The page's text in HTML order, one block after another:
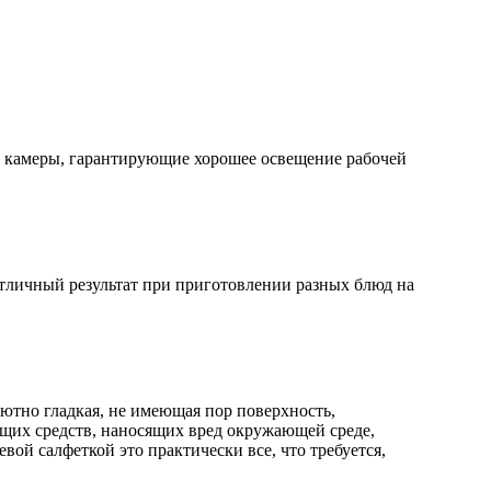
гарантирующие хорошее освещение рабочей
результат при приготовлении разных блюд на
гладкая, не имеющая пор поверхность,
средств, наносящих вред окружающей среде,
салфеткой это практически все, что требуется,